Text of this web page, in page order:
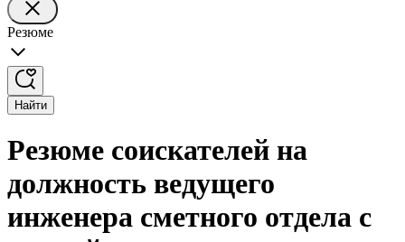
Резюме
Найти
Резюме соискателей на
должность ведущего
инженера сметного отдела с